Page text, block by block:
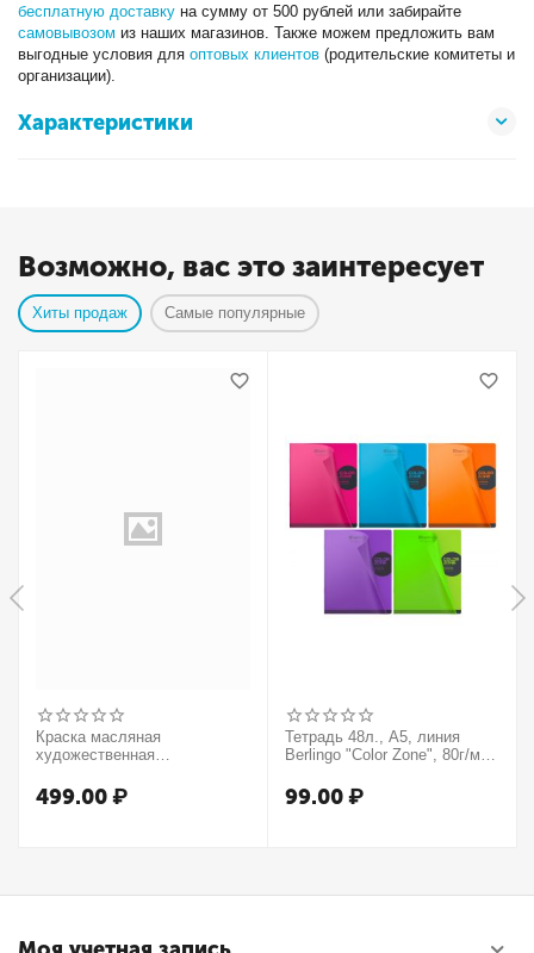
бесплатную доставку на сумму от 500 рублей или забирайте
самовывозом из наших магазинов. Также можем предложить вам
выгодные условия дляоптовых клиентов (родительские комитеты и
организации).
Характеристики
Возможно, вас это заинтересует
Хиты продаж Самые популярные
Краска масляная
художественная
37мл, туба, оранжевый
499.00₽
Тетрадь 48л., А5, линия
Berlingo "Color Zone", 80г/м2,
ассорти
99.00₽